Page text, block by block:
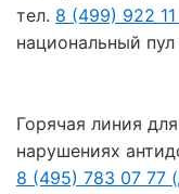
тел. 8 (499) 922
национальный
Горячая линия
нарушениях
8 (495) 783 07 77